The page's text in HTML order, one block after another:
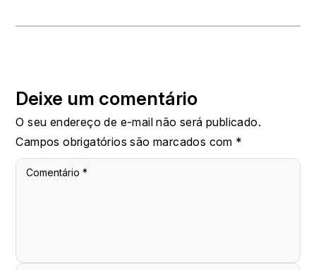
Deixe um comentário
O seu endereço de e-mail não será publicado.
Campos obrigatórios são marcados com *
Comentário*